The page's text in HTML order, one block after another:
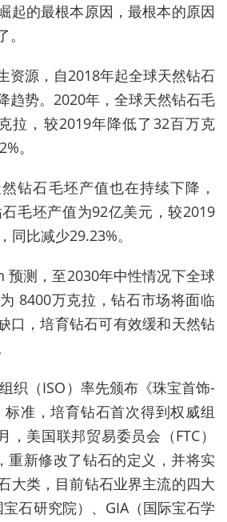
起的最根本原因，最根本的原因
资源，自2018年起全球天然钻石
趋势。2020年，全球天然钻石毛
拉，较2019年降低了32百万克
。
钻石毛坯产值也在持续下降，
毛坯产值为92亿美元，较2019
同比减少29.23%。
测，至2030年中性情况下全球
8400万克拉，钻石市场将面临
口，培育钻石可有效缓和天然钻
织（ISO）率先颁布《珠宝首饰-
准，培育钻石首次得到权威组
，美国联邦贸易委员会（FTC）
重新修改了钻石的定义，并将实
大类，目前钻石业界主流的四大
石研究院）、GIA（国际宝石学